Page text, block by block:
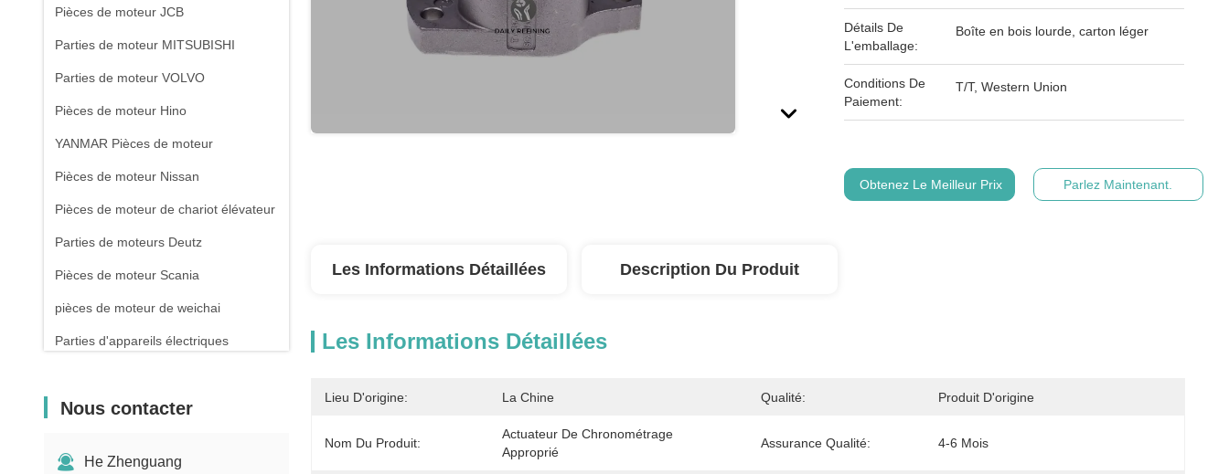
Pièces de moteur JCB
Parties de moteur MITSUBISHI
Parties de moteur VOLVO
Pièces de moteur Hino
YANMAR Pièces de moteur
Pièces de moteur Nissan
Pièces de moteur de chariot élévateur
Parties de moteurs Deutz
Pièces de moteur Scania
pièces de moteur de weichai
Parties d'appareils électriques
Nous contacter
He Zhenguang
Détails De
L'emballage:
Boîte en bois lourde, carton léger
Conditions De
Paiement:
T/T, Western Union
Obtenez Le Meilleur Prix Parlez Maintenant.
Les Informations Détaillées Description Du Produit
Les Informations Détaillées
Lieu D'origine: La Chine Qualité: Produit D'origine
Nom Du Produit:
Actuateur De Chronométrage
Approprié
Assurance Qualité: 4-6 Mois